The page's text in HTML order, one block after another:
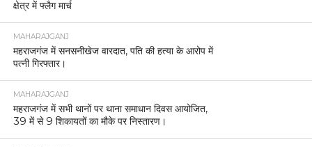
क्षेत्र में फ्लैग मार्च
MAHARAJGANJ
महराजगंज में सनसनीखेज वारदात, पति की हत्या के आरोप में
पत्नी गिरफ्तार।
MAHARAJGANJ
महराजगंज में सभी थानों पर थाना समाधान दिवस आयोजित,
39 में से 9 शिकायतों का मौके पर निस्तारण।